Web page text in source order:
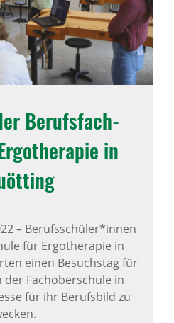
Berufs­fach­
in
–Berufsschüler*innen
für Ergotherapie in
einen Besuchstag für
Fachoberschule in
für ihr Berufsbild zu